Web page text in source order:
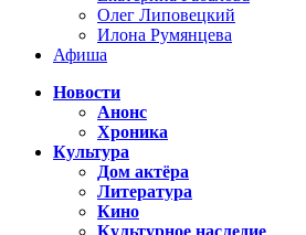
Олег Липовецкий
Илона Румянцева
Афиша
Новости
Анонс
Хроника
Культура
Дом актёра
Литература
Кино